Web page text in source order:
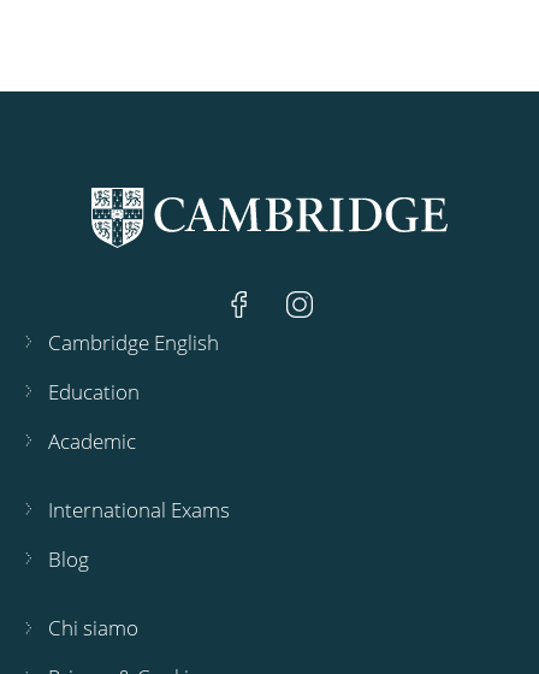
Cambridge English
Education
Academic
International Exams
Blog
Chi siamo